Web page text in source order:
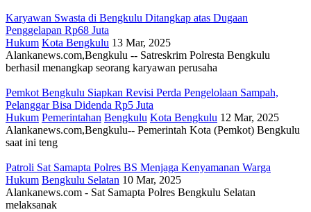
Karyawan Swasta di Bengkulu Ditangkap atas Dugaan
Penggelapan Rp68 Juta
Hukum Kota Bengkulu 13 Mar, 2025
Alankanews.com,Bengkulu -- Satreskrim Polresta Bengkulu
berhasil menangkap seorang karyawan perusaha
Pemkot Bengkulu Siapkan Revisi Perda Pengelolaan Sampah,
Pelanggar Bisa Didenda Rp5 Juta
Hukum Pemerintahan Bengkulu Kota Bengkulu 12 Mar, 2025
Alankanews.com,Bengkulu-- Pemerintah Kota (Pemkot) Bengkulu
saat ini teng
Patroli Sat Samapta Polres BS Menjaga Kenyamanan Warga
Hukum Bengkulu Selatan 10 Mar, 2025
Alankanews.com - Sat Samapta Polres Bengkulu Selatan
melaksanak